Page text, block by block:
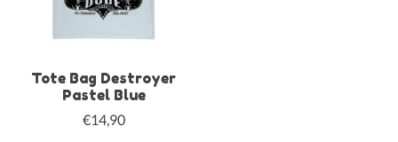
Tote Bag Destroyer
Pastel Blue
€14,90